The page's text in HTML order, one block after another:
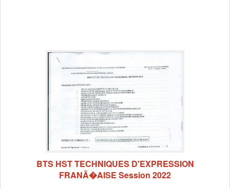
BTS HST TECHNIQUES D'EXPRESSION
FRANÃ�AISE Session 2022